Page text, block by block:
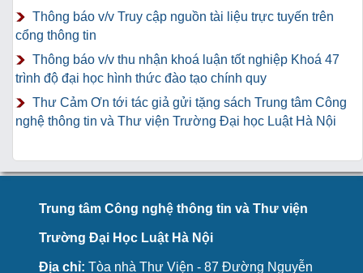
Thông báo v/v Truy cập nguồn tài liệu trực tuyến trên
cổng thông tin
Thông báo v/v thu nhận khoá luận tốt nghiệp Khoá 47
trình độ đại học hình thức đào tạo chính quy
Thư Cảm Ơn tới tác giả gửi tặng sách Trung tâm Công
nghệ thông tin và Thư viện Trường Đại học Luật Hà Nội
Trung tâm Công nghệ thông tin và Thư viện
Trường Đại Học Luật Hà Nội
Địa chỉ: Tòa nhà Thư Viện - 87 Đường Nguyễn